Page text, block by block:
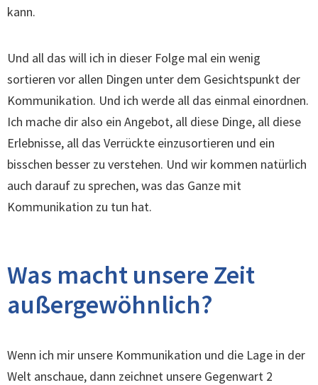
kann.
Und all das will ich in dieser Folge mal ein wenig
sortieren vor allen Dingen unter dem Gesichtspunkt der
Kommunikation. Und ich werde all das einmal einordnen.
Ich mache dir also ein Angebot, all diese Dinge, all diese
Erlebnisse, all das Verrückte einzusortieren und ein
bisschen besser zu verstehen. Und wir kommen natürlich
auch darauf zu sprechen, was das Ganze mit
Kommunikation zu tun hat.
Was macht unsere Zeit
außergewöhnlich?
Wenn ich mir unsere Kommunikation und die Lage in der
Welt anschaue, dann zeichnet unsere Gegenwart 2